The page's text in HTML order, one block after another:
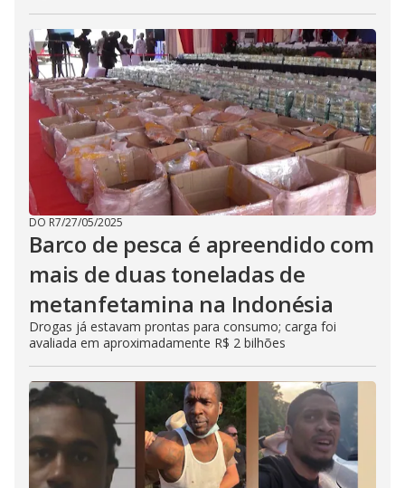
DO R7/27/05/2025
Barco de pesca é apreendido com
mais de duas toneladas de
metanfetamina na Indonésia
Drogas já estavam prontas para consumo; carga foi
avaliada em aproximadamente R$ 2 bilhões